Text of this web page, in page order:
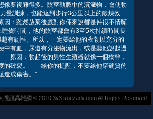
要複雜得多。陰莖動脈中的沉澱物，會使勃
訓練，也能達到步行3公里以上的鍛煉效
雖然放棄後戲對你倆來說都是件很不情願
覺時間，他的陰莖都會有3至5次持續時間長
有韌性。所以，一定要給他的夜勃以充分的
有血，尿道有分泌物流出，或是聽他說起過
因：勃起後的男性生殖器就像一個樹幹，
度的破裂。 給你的提醒：不要給他穿硬質的
造成傷害。"
視訊高雄網 © 2010 3y3.soezadv.com All Rights Reserved.